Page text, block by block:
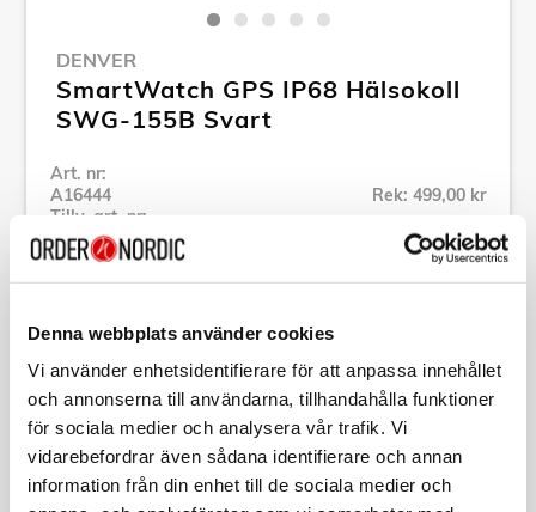
Denna webbplats använder cookies
Vi använder enhetsidentifierare för att anpassa innehållet
och annonserna till användarna, tillhandahålla funktioner
för sociala medier och analysera vår trafik. Vi
vidarebefordrar även sådana identifierare och annan
information från din enhet till de sociala medier och
DENVER
SmartWatch GPS IP68 Hälsokoll
SWG-155B Svart
Art. nr:
A16444
Tillv. art. nr:
SWG-155B
Rek: 499,00 kr
Se alla produkter inom Denver
Specifikation
Beskrivning
A16444